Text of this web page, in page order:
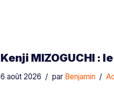
Kenji MIZOGUCHI :
6 août 2026 par Benjamin